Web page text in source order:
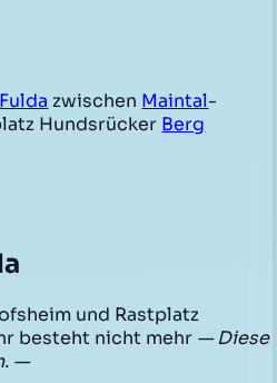
Fulda zwischen Maintal-
Hundsrücker Berg
und Rastplatz
besteht nicht mehr — Diese
—